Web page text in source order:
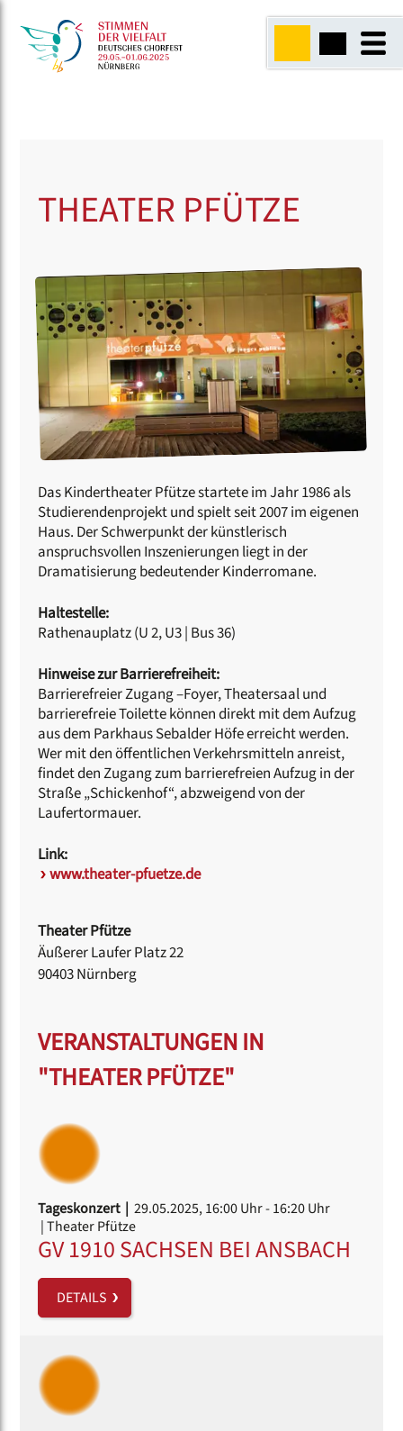
THEATER PFÜTZE
Das Kindertheater Pfütze startete im Jahr 1986 als
Studierendenprojekt und spielt seit 2007 im eigenen
Haus. Der Schwerpunkt der künstlerisch
anspruchsvollen Inszenierungen liegt in der
Dramatisierung bedeutender Kinderromane.
Haltestelle:
Rathenauplatz (U 2, U3 | Bus 36)
Hinweise zur Barrierefreiheit:
Barrierefreier Zugang –Foyer, Theatersaal und
barrierefreie Toilette können direkt mit dem Aufzug
aus dem Parkhaus Sebalder Höfe erreicht werden.
Wer mit den öffentlichen Verkehrsmitteln anreist,
findet den Zugang zum barrierefreien Aufzug in der
Straße „Schickenhof“, abzweigend von der
Laufertormauer.
Link:
www.theater-pfuetze.de
Theater Pfütze
Äußerer Laufer Platz 22
90403 Nürnberg
VERANSTALTUNGEN IN
"THEATER PFÜTZE"
Tageskonzert | 29.05.2025, 16:00 Uhr- 16:20 Uhr
| Theater Pfütze
GV 1910 SACHSEN BEI ANSBACH
DETAILS